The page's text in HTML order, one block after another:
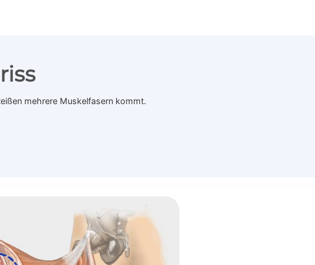
mehrere Muskelfasern kommt.